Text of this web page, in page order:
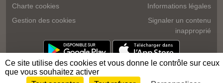
Charte cookies
Gestion des cookies
Informations légales
Signaler un contenu
inapproprié
Ce site utilise des cookies et vous donne le contrôle sur ceux
que vous souhaitez activer